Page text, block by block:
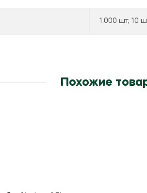
1.000 шт, 10
Похожие